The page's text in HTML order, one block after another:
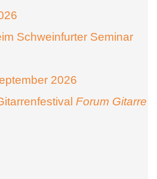
Schweinfurter Seminar
2026
Forum Gitarre